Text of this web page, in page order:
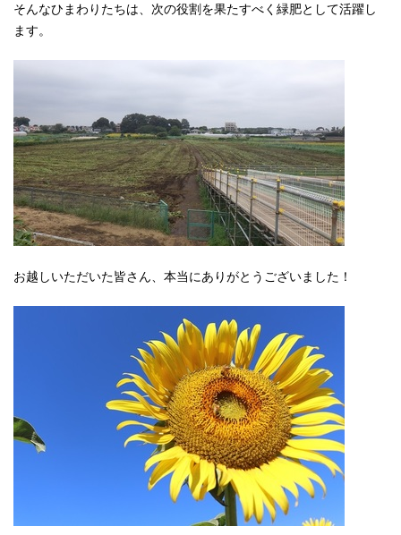
そんなひまわりたちは、次の役割を果たすべく緑肥として活躍し
ます。
お越しいただいた皆さん、本当にありがとうございました！